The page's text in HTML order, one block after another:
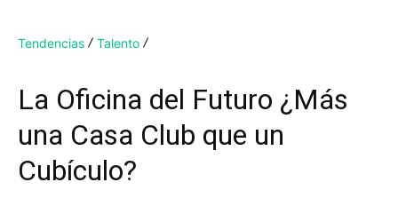
Tendencias Talento
La Oficina del Futuro ¿Más
una Casa Club que un
Cubículo?